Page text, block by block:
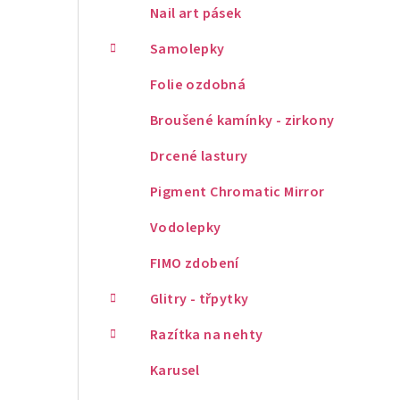
Nail art pásek
Samolepky
Folie ozdobná
Broušené kamínky - zirkony
Drcené lastury
Pigment Chromatic Mirror
Vodolepky
FIMO zdobení
Glitry - třpytky
Razítka na nehty
Karusel